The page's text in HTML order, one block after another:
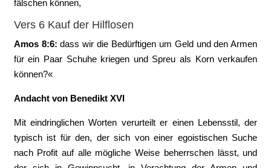
fälschen können,
Vers 6 Kauf der Hilflosen
Amos 8:6: ‭dass wir die Bedürftigen um Geld und den Armen
für ein Paar Schuhe kriegen und Spreu als Korn verkaufen
können?«
Andacht von Benedikt XVI
Mit eindringlichen Worten verurteilt er einen Lebensstil, der
typisch ist für den, der sich von einer egoistischen Suche
nach Profit auf alle mögliche Weise beherrschen lässt, und